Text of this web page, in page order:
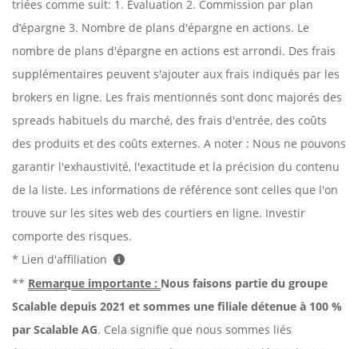
triées comme suit: 1. Évaluation 2. Commission par plan
d’épargne 3. Nombre de plans d'épargne en actions. Le
nombre de plans d'épargne en actions est arrondi. Des frais
supplémentaires peuvent s'ajouter aux frais indiqués par les
brokers en ligne. Les frais mentionnés sont donc majorés des
spreads habituels du marché, des frais d'entrée, des coûts
des produits et des coûts externes. A noter : Nous ne pouvons
garantir l'exhaustivité, l'exactitude et la précision du contenu
de la liste. Les informations de référence sont celles que l'on
trouve sur les sites web des courtiers en ligne. Investir
comporte des risques.
* Lien d'affiliation
** Remarque importante : Nous faisons partie du groupe
Scalable depuis 2021 et sommes une filiale détenue à 100 %
par Scalable AG. Cela signifie que nous sommes liés